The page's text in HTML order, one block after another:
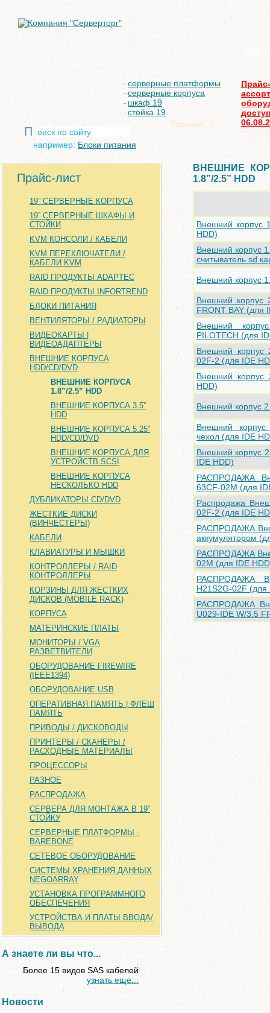
- серверные платформы
- серверные корпуса
- шкаф 19
- стойка 19
П
например: Блоки питания
Главная | О компании
Прайс-лист
19” СЕРВЕРНЫЕ КОРПУСА
19” СЕРВЕРНЫЕ ШКАФЫ И
СТОЙКИ
KVM КОНСОЛИ / КАБЕЛИ
KVM ПЕРЕКЛЮЧАТЕЛИ /
КАБЕЛИ KVM
RAID ПРОДУКТЫ ADAPTEC
RAID ПРОДУКТЫ INFORTREND
БЛОКИ ПИТАНИЯ
ВЕНТИЛЯТОРЫ / РАДИАТОРЫ
ВИДЕОКАРТЫ |
ВИДЕОАДАПТЕРЫ
ВНЕШНИЕ КОРПУСА
HDD/CD/DVD
ВНЕШНИЕ КОРПУСА
1.8”/2.5” HDD
ВНЕШНИЕ КОРПУСА 3.5”
HDD
ВНЕШНИЕ КОРПУСА 5.25”
HDD/CD/DVD
ВНЕШНИЕ КОРПУСА ДЛЯ
УСТРОЙСТВ SCSI
ВНЕШНИЕ КОРПУСА
НЕСКОЛЬКО HDD
ДУБЛИКАТОРЫ CD/DVD
ЖЕСТКИЕ ДИСКИ
(ВИНЧЕСТЕРЫ)
КАБЕЛИ
КЛАВИАТУРЫ И МЫШКИ
КОНТРОЛЛЕРЫ / RAID
КОНТРОЛЛЕРЫ
КОРЗИНЫ ДЛЯ ЖЕСТКИХ
ДИСКОВ (MOBILE RACK)
КОРПУСА
МАТЕРИНСКИЕ ПЛАТЫ
МОНИТОРЫ / VGA
РАЗВЕТВИТЕЛИ
ОБОРУДОВАНИЕ FIREWIRE
(IEEE1394)
ОБОРУДОВАНИЕ USB
ОПЕРАТИВНАЯ ПАМЯТЬ | ФЛЕШ
ПАМЯТЬ
ПРИВОДЫ / ДИСКОВОДЫ
ПРИНТЕРЫ / СКАНЕРЫ /
РАСХОДНЫЕ МАТЕРИАЛЫ
ПРОЦЕССОРЫ
РАЗНОЕ
РАСПРОДАЖА
СЕРВЕРА ДЛЯ МОНТАЖА В 19”
СТОЙКУ
СЕРВЕРНЫЕ ПЛАТФОРМЫ -
BAREBONE
СЕТЕВОЕ ОБОРУДОВАНИЕ
СИСТЕМЫ ХРАНЕНИЯ ДАННЫХ
NEGOARRAY
УСТАНОВКА ПРОГРАММНОГО
ОБЕСПЕЧЕНИЯ
УСТРОЙСТВА И ПЛАТЫ ВВОДА/
ВЫВОДА
А знаете ли вы что...
Более 15 видов SAS кабелей
узнать еще...
Новости
ВНЕШНИЕ
1.8”/2.5” HDD
Внешний корпус
HDD)
Внешний корпус
считыватель sd
Внешний корпус
Внешний корпус
FRONT BAY (для
Внешний
PILOTECH (для
Внешний корпус
02F-2 (для IDE
Внешний корпус
HDD)
Внешний корпус
Внешний
чехол (для IDE
Внешний корпус
IDE HDD)
РАСПРОДАЖА
63CF-02M (для
Распродажа
02F-2 (для IDE
РАСПРОДАЖА
аккумулятором
РАСПРОДАЖА
02M (для IDE
РАСПРОДАЖА
H21S2G-02F
РАСПРОДАЖА
U029-IDE W/3.5